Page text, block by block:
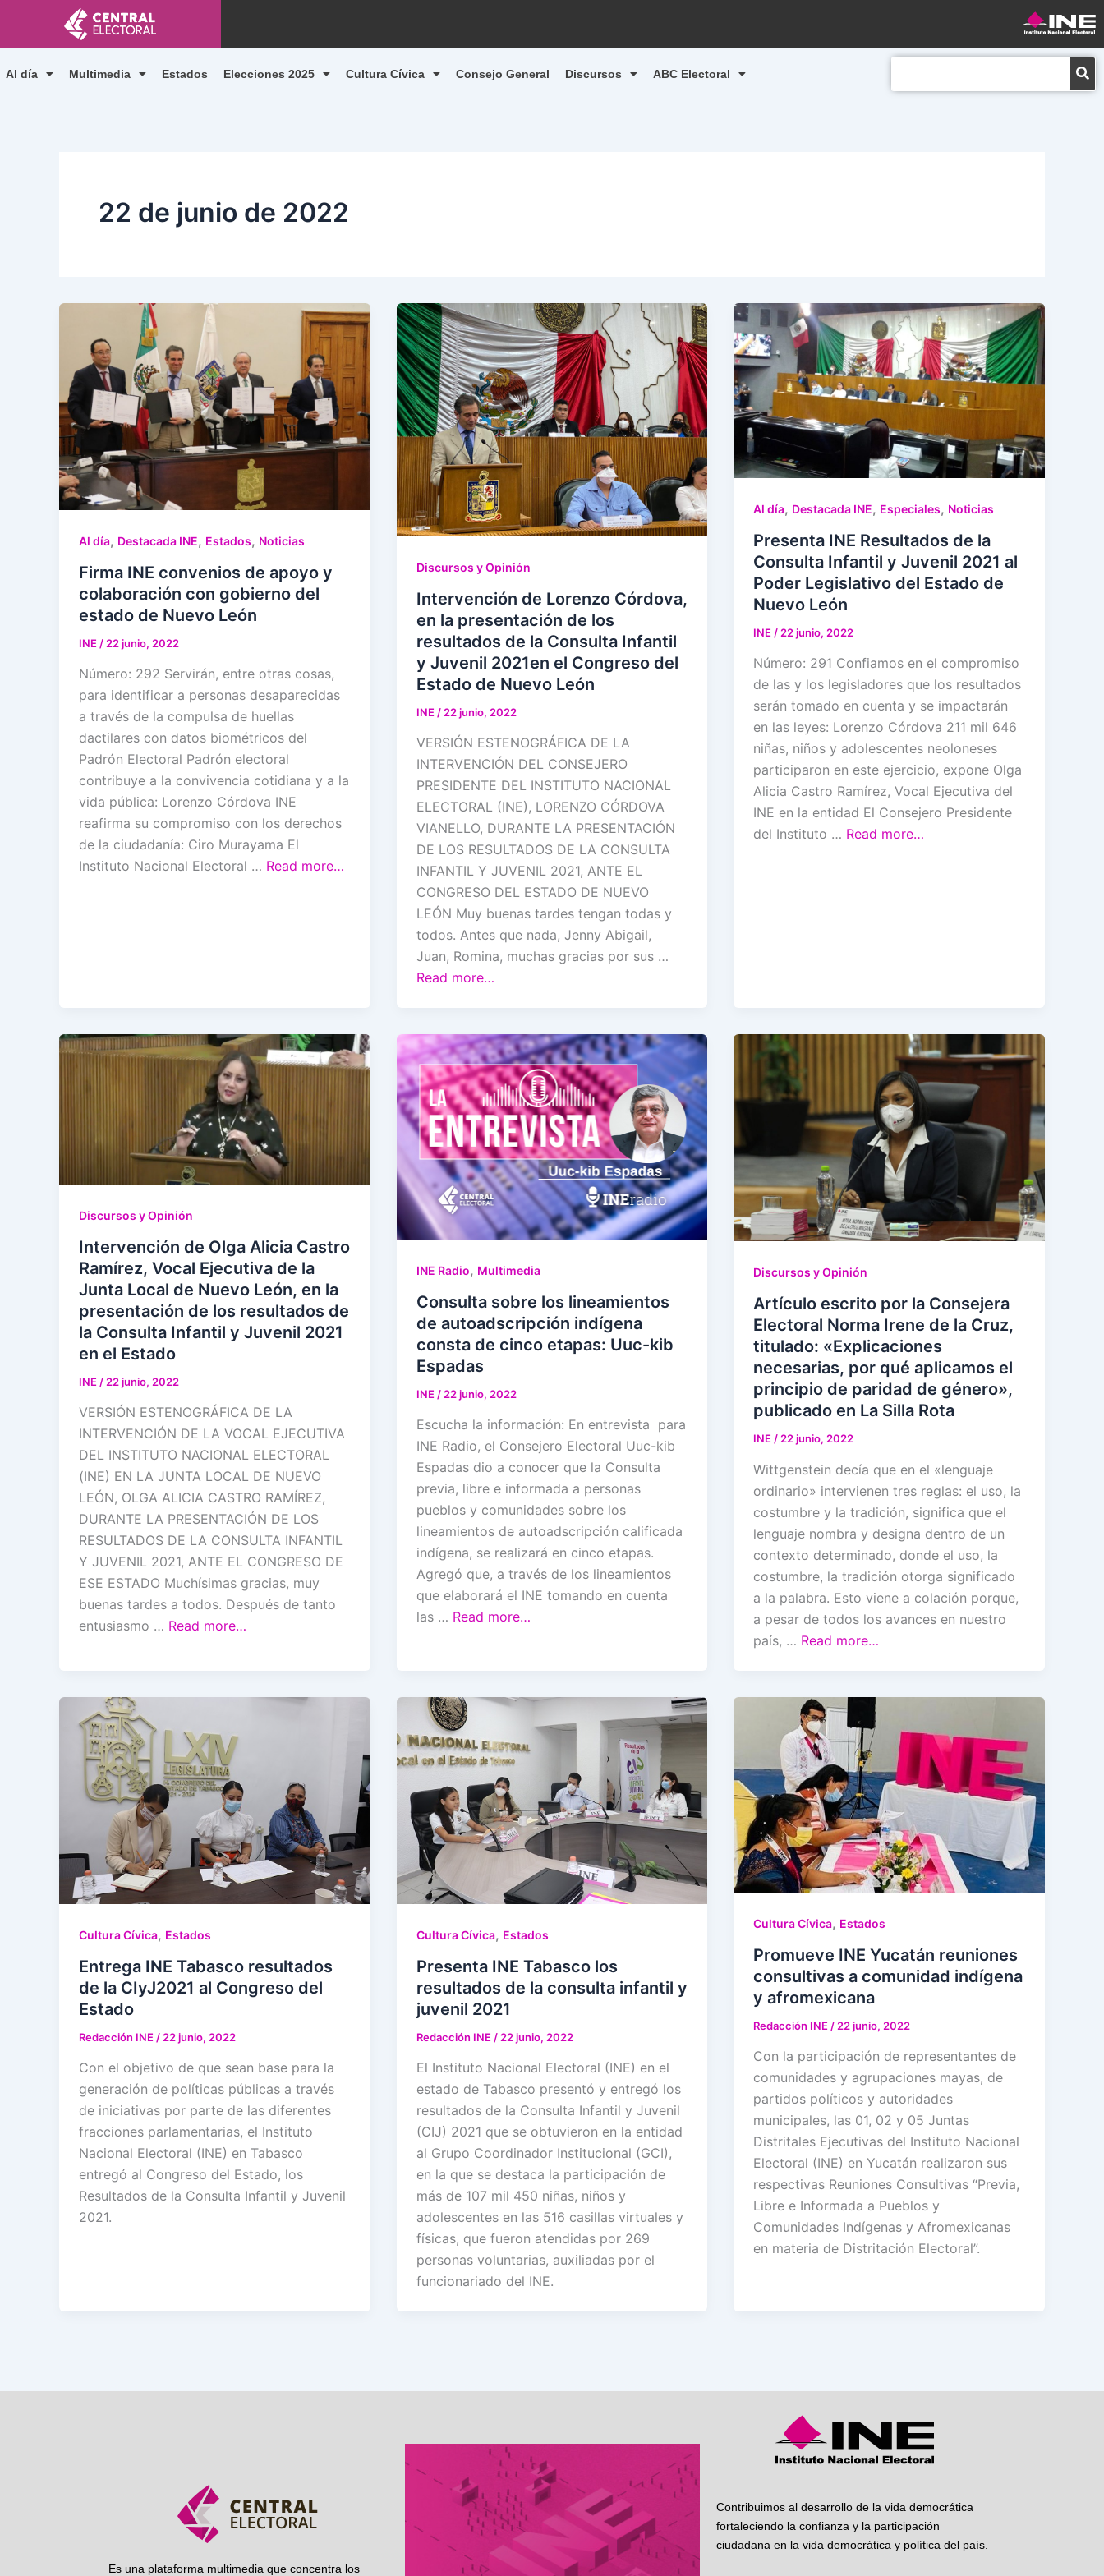
contenido
Al día Multimedia Estados Elecciones 2025 Cultura Cívica Consejo General Discursos ABC Electoral
22 de junio de 2022
Al día, Destacada INE, Estados, Noticias
Firma INE convenios de apoyo y
colaboración con gobierno del
estado de Nuevo León
INE / 22 junio, 2022
Número: 292 Servirán, entre otras cosas,
para identificar a personas desaparecidas
a través de la compulsa de huellas
dactilares con datos biométricos del
Padrón Electoral Padrón electoral
contribuye a la convivencia cotidiana y a la
vida pública: Lorenzo Córdova INE
reafirma su compromiso con los derechos
de la ciudadanía: Ciro Murayama El
Instituto Nacional Electoral … Read more…
Discursos y Opinión
Intervención de Lorenzo Córdova,
en la presentación de los
resultados de la Consulta Infantil
y Juvenil 2021en el Congreso del
Estado de Nuevo León
INE / 22 junio, 2022
VERSIÓN ESTENOGRÁFICA DE LA
INTERVENCIÓN DEL CONSEJERO
PRESIDENTE DEL INSTITUTO NACIONAL
ELECTORAL (INE), LORENZO CÓRDOVA
VIANELLO, DURANTE LA PRESENTACIÓN
DE LOS RESULTADOS DE LA CONSULTA
INFANTIL Y JUVENIL 2021, ANTE EL
CONGRESO DEL ESTADO DE NUEVO
LEÓN Muy buenas tardes tengan todas y
todos. Antes que nada, Jenny Abigail,
Juan, Romina, muchas gracias por sus …
Read more…
Al día, Destacada INE, Especiales, Noticias
Presenta INE Resultados de la
Consulta Infantil y Juvenil 2021 al
Poder Legislativo del Estado de
Nuevo León
INE / 22 junio, 2022
Número: 291 Confiamos en el compromiso
de las y los legisladores que los resultados
serán tomado en cuenta y se impactarán
en las leyes: Lorenzo Córdova 211 mil 646
niñas, niños y adolescentes neoloneses
participaron en este ejercicio, expone Olga
Alicia Castro Ramírez, Vocal Ejecutiva del
INE en la entidad El Consejero Presidente
del Instituto … Read more…
Discursos y Opinión
Intervención de Olga Alicia Castro
Ramírez, Vocal Ejecutiva de la
Junta Local de Nuevo León, en la
presentación de los resultados de
la Consulta Infantil y Juvenil 2021
en el Estado
INE / 22 junio, 2022
VERSIÓN ESTENOGRÁFICA DE LA
INTERVENCIÓN DE LA VOCAL EJECUTIVA
DEL INSTITUTO NACIONAL ELECTORAL
(INE) EN LA JUNTA LOCAL DE NUEVO
LEÓN, OLGA ALICIA CASTRO RAMÍREZ,
DURANTE LA PRESENTACIÓN DE LOS
RESULTADOS DE LA CONSULTA INFANTIL
Y JUVENIL 2021, ANTE EL CONGRESO DE
ESE ESTADO Muchísimas gracias, muy
buenas tardes a todos. Después de tanto
entusiasmo … Read more…
INE Radio, Multimedia
Consulta sobre los lineamientos
de autoadscripción indígena
consta de cinco etapas: Uuc-kib
Espadas
INE / 22 junio, 2022
Escucha la información: En entrevista para
INE Radio, el Consejero Electoral Uuc-kib
Espadas dio a conocer que la Consulta
previa, libre e informada a personas
pueblos y comunidades sobre los
lineamientos de autoadscripción calificada
indígena, se realizará en cinco etapas.
Agregó que, a través de los lineamientos
que elaborará el INE tomando en cuenta
las … Read more…
Discursos y Opinión
Artículo escrito por la Consejera
Electoral Norma Irene de la Cruz,
titulado: «Explicaciones
necesarias, por qué aplicamos el
principio de paridad de género»,
publicado en La Silla Rota
INE / 22 junio, 2022
Wittgenstein decía que en el «lenguaje
ordinario» intervienen tres reglas: el uso, la
costumbre y la tradición, significa que el
lenguaje nombra y designa dentro de un
contexto determinado, donde el uso, la
costumbre, la tradición otorga significado
a la palabra. Esto viene a colación porque,
a pesar de todos los avances en nuestro
país, … Read more…
Cultura Cívica, Estados
Entrega INE Tabasco resultados
de la CIyJ2021 al Congreso del
Estado
Redacción INE / 22 junio, 2022
Con el objetivo de que sean base para la
generación de políticas públicas a través
de iniciativas por parte de las diferentes
fracciones parlamentarias, el Instituto
Nacional Electoral (INE) en Tabasco
entregó al Congreso del Estado, los
Resultados de la Consulta Infantil y Juvenil
2021.
Cultura Cívica, Estados
Presenta INE Tabasco los
resultados de la consulta infantil y
juvenil 2021
Redacción INE / 22 junio, 2022
El Instituto Nacional Electoral (INE) en el
estado de Tabasco presentó y entregó los
resultados de la Consulta Infantil y Juvenil
(CIJ) 2021 que se obtuvieron en la entidad
al Grupo Coordinador Institucional (GCI),
en la que se destaca la participación de
más de 107 mil 450 niñas, niños y
adolescentes en las 516 casillas virtuales y
físicas, que fueron atendidas por 269
personas voluntarias, auxiliadas por el
funcionariado del INE.
Cultura Cívica, Estados
Promueve INE Yucatán reuniones
consultivas a comunidad indígena
y afromexicana
Redacción INE / 22 junio, 2022
Con la participación de representantes de
comunidades y agrupaciones mayas, de
partidos políticos y autoridades
municipales, las 01, 02 y 05 Juntas
Distritales Ejecutivas del Instituto Nacional
Electoral (INE) en Yucatán realizaron sus
respectivas Reuniones Consultivas “Previa,
Libre e Informada a Pueblos y
Comunidades Indígenas y Afromexicanas
en materia de Distritación Electoral”.
Es una plataforma multimedia que concentra los
Contribuimos al desarrollo de la vida democrática
fortaleciendo la confianza y la participación
ciudadana en la vida democrática y política del país.